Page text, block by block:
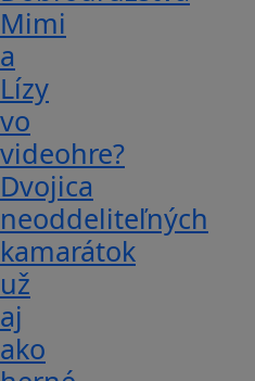
Mimi
a
Lízy
vo
videohre?
Dvojica
neoddeliteľných
kamarátok
už
aj
ako